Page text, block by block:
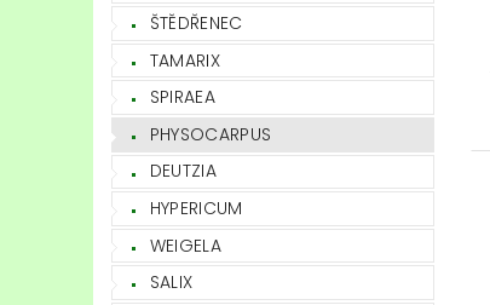
ŠTĚDŘENEC
TAMARIX
SPIRAEA
PHYSOCARPUS
DEUTZIA
HYPERICUM
WEIGELA
SALIX